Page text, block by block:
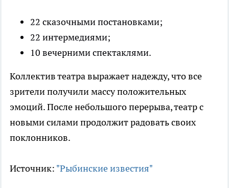
22 сказочными постановками;
22 интермедиями;
10 вечерними спектаклями.
Коллектив театра выражает надежду, что все
зрители получили массу положительных
эмоций. После небольшого перерыва, театр с
новыми силами продолжит радовать своих
поклонников.
Источник: "Рыбинские известия"